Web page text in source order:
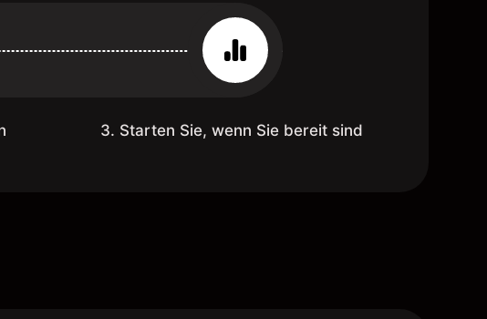
3. Starten Sie, wenn Sie bereit sind